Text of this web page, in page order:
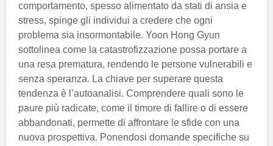
comportamento, spesso alimentato da stati di ansia e
stress, spinge gli individui a credere che ogni
problema sia insormontabile. Yoon Hong Gyun
sottolinea come la catastrofizzazione possa portare a
una resa prematura, rendendo le persone vulnerabili e
senza speranza. La chiave per superare questa
tendenza è l’autoanalisi. Comprendere quali sono le
paure più radicate, come il timore di fallire o di essere
abbandonati, permette di affrontare le sfide con una
nuova prospettiva. Ponendosi domande specifiche su